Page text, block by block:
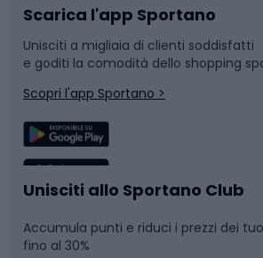
Bushcraft
Corsa
Sport di squadra
Caschi da ciclismo
Skitouring
Slitte e slittini
Snowboard
Camminata nordica
Nuoto
Pattinaggio
Scarica l'app Sportano
Unisciti a migliaia di clienti soddisfatti
e goditi la comodità dello shopping
Scopri l'app Sportano >
Unisciti allo Sportano Club
Accumula punti e riduci i prezzi dei
fino al 30%